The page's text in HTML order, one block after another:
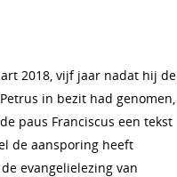
2018, vijf jaar nadat hij de
in bezit had genomen,
paus Franciscus een tekst
de aansporing heeft
evangelielezing van